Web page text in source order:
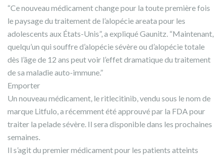
“Ce nouveau médicament change pour la toute première fois
le paysage du traitement de l’alopécie areata pour les
adolescents aux États-Unis”, a expliqué Gaunitz. “Maintenant,
quelqu’un qui souffre d’alopécie sévère ou d’alopécie totale
dès l’âge de 12 ans peut voir l’effet dramatique du traitement
de sa maladie auto-immune.”
Emporter
Un nouveau médicament, le ritlecitinib, vendu sous le nom de
marque Litfulo, a récemment été approuvé par la FDA pour
traiter la pelade sévère. Il sera disponible dans les prochaines
semaines.
Il s’agit du premier médicament pour les patients atteints